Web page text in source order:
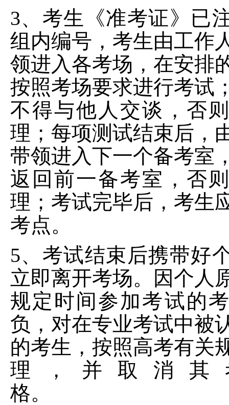
3、考生《准考证》已
组内编号，考生由工作
领进入各考场，在安排
按照考场要求进行考试
不得与他人交谈，否
理；每项测试结束后，
带领进入下一个备考室
返回前一备考室，否
理；考试完毕后，考生
考点。
5、考试结束后携带好
立即离开考场。因个人
规定时间参加考试的
负，对在专业考试中被
的考生，按照高考有关
理，并取消其
格。